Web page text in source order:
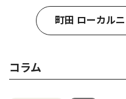
町田 ローカル
コラム